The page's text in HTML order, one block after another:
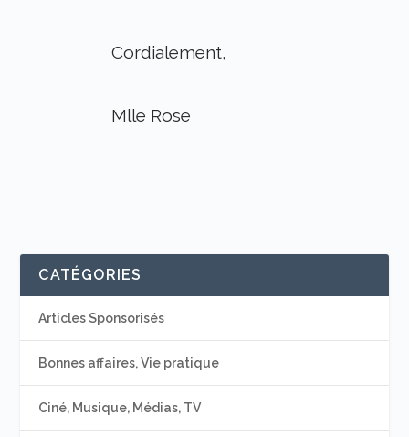
Cordialement,
Mlle Rose
CATÉGORIES
Articles Sponsorisés
Bonnes affaires, Vie pratique
Ciné, Musique, Médias, TV